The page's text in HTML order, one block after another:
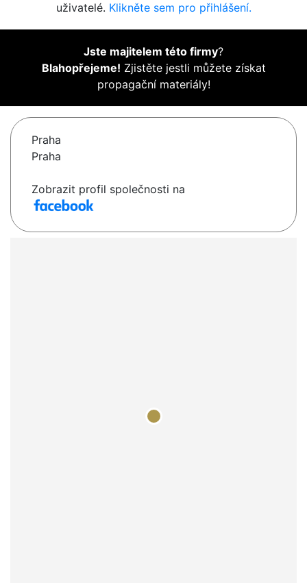
uživatelé. Klikněte sem pro přihlášení.
Jste majitelem této firmy?
Blahopřejeme! Zjistěte jestli můžete získat
propagační materiály!
Praha
Praha
Zobrazit profil společnosti na